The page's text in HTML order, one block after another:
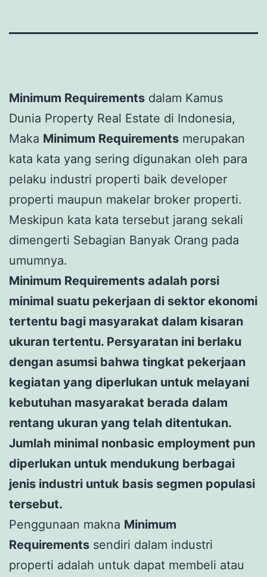
Minimum Requirements dalam Kamus
Dunia Property Real Estate di Indonesia,
Maka Minimum Requirements merupakan
kata kata yang sering digunakan oleh para
pelaku industri properti baik developer
properti maupun makelar broker properti.
Meskipun kata kata tersebut jarang sekali
dimengerti Sebagian Banyak Orang pada
umumnya.
Minimum Requirements adalah porsi
minimal suatu pekerjaan di sektor ekonomi
tertentu bagi masyarakat dalam kisaran
ukuran tertentu. Persyaratan ini berlaku
dengan asumsi bahwa tingkat pekerjaan
kegiatan yang diperlukan untuk melayani
kebutuhan masyarakat berada dalam
rentang ukuran yang telah ditentukan.
Jumlah minimal nonbasic employment pun
diperlukan untuk mendukung berbagai
jenis industri untuk basis segmen populasi
tersebut.
Penggunaan makna Minimum
Requirements sendiri dalam industri
properti adalah untuk dapat membeli atau